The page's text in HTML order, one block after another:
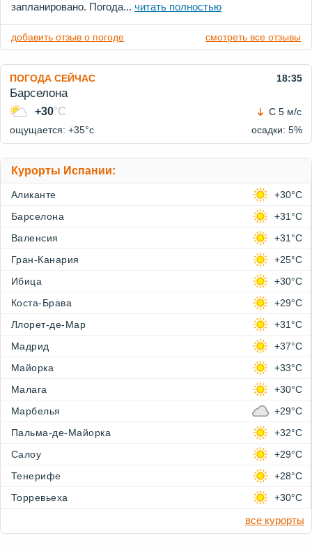
запланировано. Погода... читать полностью
добавить отзыв о погоде смотреть все отзывы
ПОГОДА СЕЙЧАС 18:35
Барселона
+30°C
С 5 м/с
ощущается: +35°c
осадки: 5%
Курорты Испании:
Аликанте
+30°C
Барселона
+31°C
Валенсия
+31°C
Гран-Канария
+25°C
Ибица
+30°C
Коста-Брава
+29°C
Ллорет-де-Мар
+31°C
Мадрид
+37°C
Майорка
+33°C
Малага
+30°C
Марбелья
+29°C
Пальма-де-Майорка
+32°C
Салоу
+29°C
Тенерифе
+28°C
Торревьеха
+30°C
все курорты